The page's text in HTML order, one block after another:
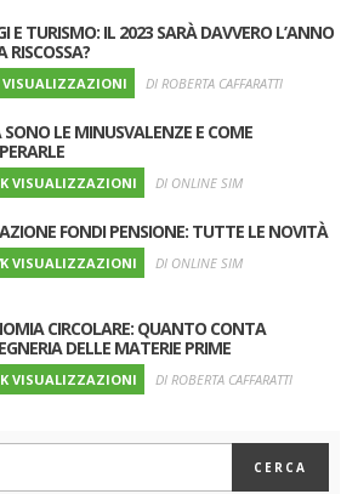
E TURISMO: IL 2023 SARÀ DAVVERO L’ANNO
RISCOSSA?
VISUALIZZAZIONI DI ROBERTA CAFFARATTI
SONO LE MINUSVALENZE E COME
VISUALIZZAZIONI DI ONLINE SIM
FONDI PENSIONE: TUTTE LE NOVITÀ
VISUALIZZAZIONI DI ONLINE SIM
CIRCOLARE: QUANTO CONTA
DELLE MATERIE PRIME
VISUALIZZAZIONI DI ROBERTA CAFFARATTI